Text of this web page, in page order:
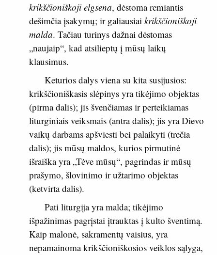
krikščioniškoji elgsena, dėstoma remiantis
dešimčia įsakymų; ir galiausiai krikščioniškoji
malda. Tačiau turinys dažnai dėstomas
„naujaip“, kad atsilieptų į mūsų laikų
klausimus.
Keturios dalys viena su kita susijusios:
krikščioniškasis slėpinys yra tikėjimo objektas
(pirma dalis); jis švenčiamas ir perteikiamas
liturginiais veiksmais (antra dalis); jis yra Dievo
vaikų darbams apšviesti bei palaikyti (trečia
dalis); jis mūsų maldos, kurios pirmutinė
išraiška yra „Tėve mūsų“, pagrindas ir mūsų
prašymo, šlovinimo ir užtarimo objektas
(ketvirta dalis).
Pati liturgija yra malda; tikėjimo
išpažinimas pagrįstai įtrauktas į kulto šventimą.
Kaip malonė, sakramentų vaisius, yra
nepamainoma krikščioniškosios veiklos sąlyga,